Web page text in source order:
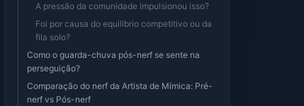
A pressão da comunidade impulsionou isso?
Foi por causa do equilíbrio competitivo ou da
fila solo?
Como o guarda-chuva pós-nerf se sente na
perseguição?
Comparação do nerf da Artista de Mímica: Pré-
nerf vs Pós-nerf